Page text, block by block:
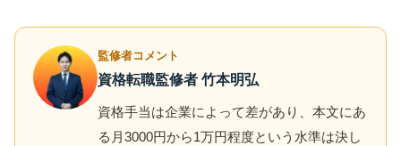
監修者コメント
資格転職監修者 竹本明弘
資格手当は企業によって差があり、本文にあ
る月3000円から1万円程度という水準は決し